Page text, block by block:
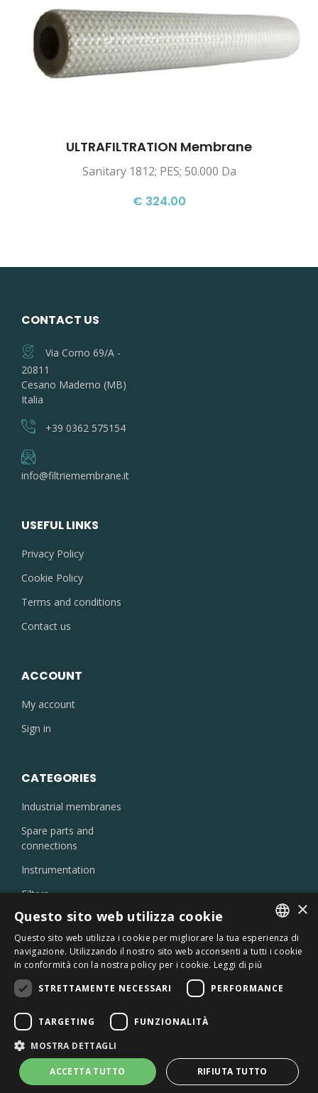
ULTRAFILTRATION Membrane
Sanitary 1812; PES; 50.000 Da
€ 324.00
CONTACT US
Via Como 69/A -
20811
Cesano Maderno (MB)
Italia
+39 0362 575154
info@filtriemembrane.it
USEFUL LINKS
Privacy Policy
Cookie Policy
Terms and conditions
Contact us
ACCOUNT
My account
Sign in
CATEGORIES
Industrial membranes
Spare parts and
connections
Instrumentation
Filters
Injectors and nozzles
Laboratory products
Oil skimmer
Chemicals
Sterilizers
© 2026 SEPRA SRL - SOLE-SHAREHOLDER COMPANY -
ITALIAN
×
Questo sito web utilizza cookie
Questo sito web utilizza i cookie per migliorare la tua esperienza di
navigazione. Utilizzando il nostro sito web acconsenti a tutti i cookie
in conformità con la nostra policy per i cookie. Leggi di più
STRETTAMENTE NECESSARI
PERFORMANCE
TARGETING FUNZIONALITÀ
MOSTRA DETTAGLI
ACCETTA TUTTO RIFIUTA TUTTO